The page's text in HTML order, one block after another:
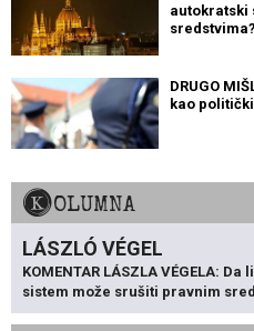
autokratski
sredstvima?
DRUGO
kao
KOLUMNA
LÁSZLÓ VÉGEL
KOMENTAR LÁSZLA VÉGELA:
sistem može srušiti pravnim